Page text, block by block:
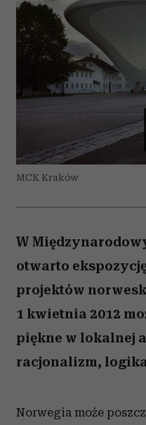
MCK Kraków
W
otwarto
projektów
1 kwietnia 2012
piękne w lokalnej
racjonalizm,
Norwegia może